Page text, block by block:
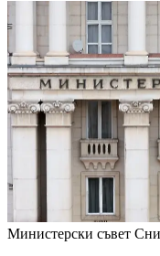
Министерски съвет